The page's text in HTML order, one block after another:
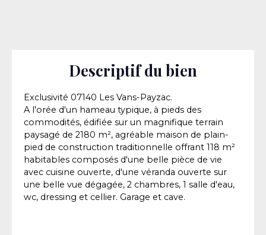
Descriptif du bien
Exclusivité 07140 Les Vans-Payzac.
A l'orée d'un hameau typique, à pieds des
commodités, édifiée sur un magnifique terrain
paysagé de 2180 m², agréable maison de plain-
pied de construction traditionnelle offrant 118 m²
habitables composés d'une belle pièce de vie
avec cuisine ouverte, d'une véranda ouverte sur
une belle vue dégagée, 2 chambres, 1 salle d'eau,
wc, dressing et cellier. Garage et cave.